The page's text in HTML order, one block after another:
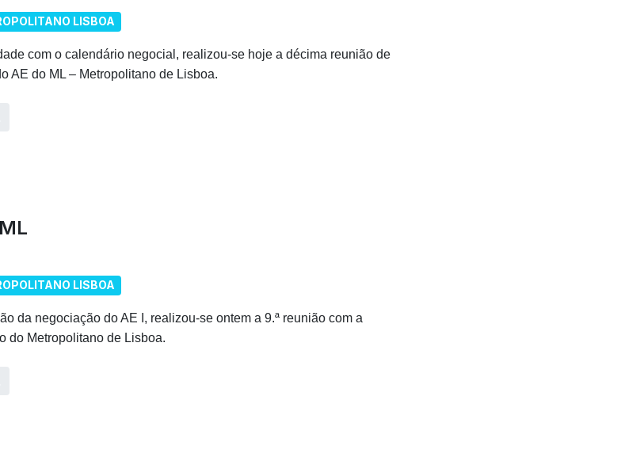
LISBOA
com o calendário negocial, realizou-se hoje a décima reunião de
AE do ML – Metropolitano de Lisboa.
LISBOA
da negociação do AE I, realizou-se ontem a 9.ª reunião com a
do Metropolitano de Lisboa.